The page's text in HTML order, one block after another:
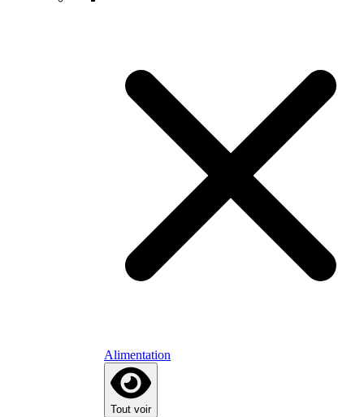
Alimentation
Tout voir